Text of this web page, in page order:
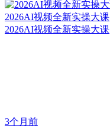
2026AI视频全新实操大课
2026AI视频全新实操大课
3个月前